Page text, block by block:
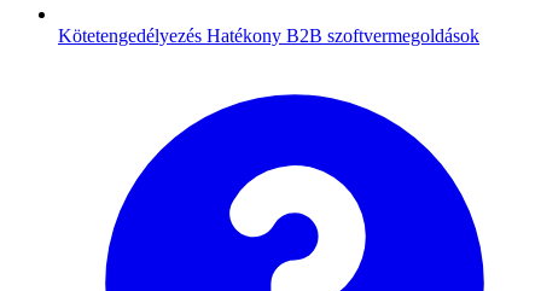
Kötetengedélyezés Hatékony B2B szoftvermegoldások